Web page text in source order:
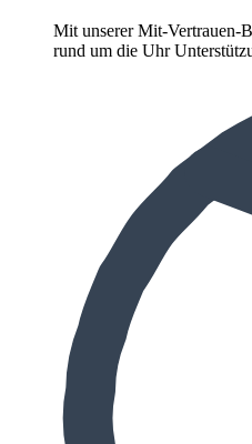
Mit unserer Mit-Vertrauen-
rund um die Uhr